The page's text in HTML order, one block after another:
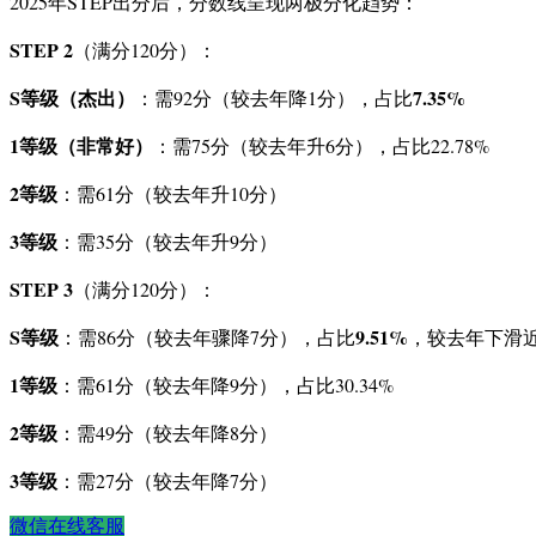
STEP 2 （满分120分）：
S等级（杰出） ：需92分（较去年降1分），占比7.35%
1等级（非常好）
：需75分（较去年升6分），占比22.78%
2等级 ：需61分（较去年升10分）
3等级 ：需35分（较去年升9分）
STEP 3 （满分120分）：
S等级 ：需86分（较去年骤降7分），占比9.51% ，较去年下滑
1等级 ：需61分（较去年降9分），占比30.34%
2等级 ：需49分（较去年降8分）
3等级 ：需27分（较去年降7分）
微信在线客服